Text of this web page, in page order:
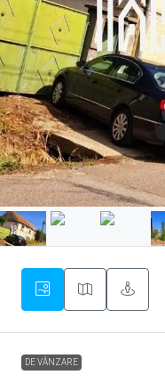
DE VÂNZARE